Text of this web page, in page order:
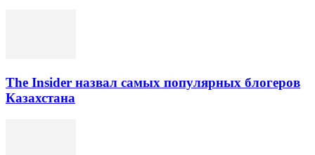
The Insider назвал самых популярных блогеров
Казахстана